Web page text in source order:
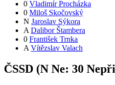
0 Vladimír Procházka
0 Miloš Skočovský
N Jaroslav Sýkora
A Dalibor Štambera
0 František Trnka
A Vítězslav Valach
ČSSD (N Ne: 30